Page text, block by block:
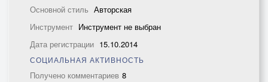
Основной стиль Авторская
Инструмент Инструмент не выбран
Дата регистрации 15.10.2014
СОЦИАЛЬНАЯ АКТИВНОСТЬ
Получено комментариев 8